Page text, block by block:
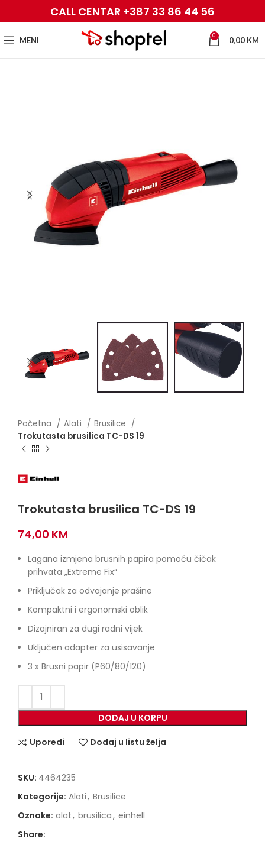
CALL CENTAR +387 33 86 44 56
MENI 0 0,00 KM
Početna Alati
Brusilice
Trokutasta brusilica TC-DS 19
Trokutasta brusilica TC-DS 19
74,00 KM
Lagana izmjena brusnih papira pomoću čičak
prihvata „Extreme Fix“
Priključak za odvajanje prašine
Kompaktni i ergonomski oblik
Dizajniran za dugi radni vijek
Uključen adapter za usisavanje
3 x Brusni papir (P60/80/120)
DODAJ U KORPU
Uporedi Dodaj u listu želja
SKU: 4464235
Kategorije: Alati, Brusilice
Oznake: alat, brusilica, einhell
Share: